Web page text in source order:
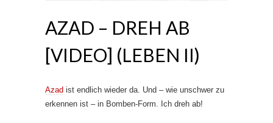
AZAD – DREH AB
[VIDEO] (LEBEN II)
Azad ist endlich wieder da. Und – wie unschwer zu
erkennen ist – in Bomben-Form. Ich dreh ab!